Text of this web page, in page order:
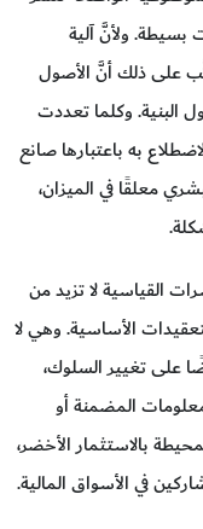
بسيطة. ولأنَّ آلية
على ذلك أنَّ الأصول
البنية. وكلما تعددت
به باعتبارها صانع
معلقًا في الميزان،
القياسية لا تزيد من
الأساسية. وهي لا
على تغيير السلوك،
المضمنة أو
بالاستثمار الأخضر،
في الأسواق المالية.